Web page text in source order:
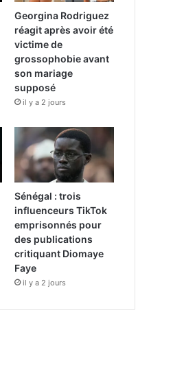
Georgina Rodriguez
réagit après avoir été
victime de
grossophobie avant
son mariage
supposé
il y a 2 jours
Sénégal : trois
influenceurs TikTok
emprisonnés pour
des publications
critiquant Diomaye
Faye
il y a 2 jours